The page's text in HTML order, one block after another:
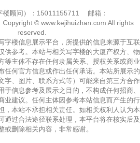
楼顾问）：15011155711
邮箱：
Copyright © www.kejihuizhan.com All rights
reserved.
字楼信息展示平台，所提供的信息来源于互联
供参考。本站与相关写字楼的大厦产权方、物
等主体不存在任何隶属关系、授权关系或商业
任何官方信息或作出任何承诺。本站所展示的
字、图片、联系方式等）可能来自第三方合作
于信息参考及展示之目的，不构成任何招商、
业建议。任何主体因参考本站信息而产生的行
，本站不承担相关责任。如相关权利人认为本
通过合法途径联系处理，本平台将在核实后及
或删除相关内容，非常感谢。